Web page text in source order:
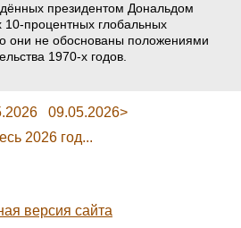
президентом Дональдом
процентных глобальных
они не обоснованы положениями
1970-х годов.
09.05.2026>
2026 год...
версия сайта